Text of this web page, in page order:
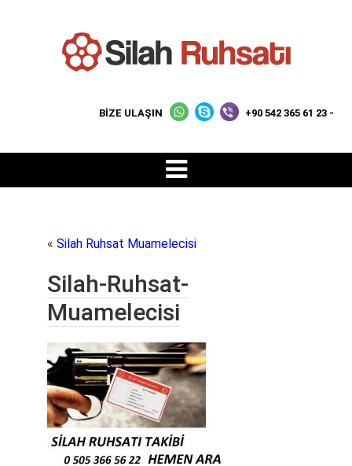
BİZE ULAŞIN +90 542 365 61 23 -
« Silah Ruhsat Muamelecisi
Silah-Ruhsat-
Muamelecisi